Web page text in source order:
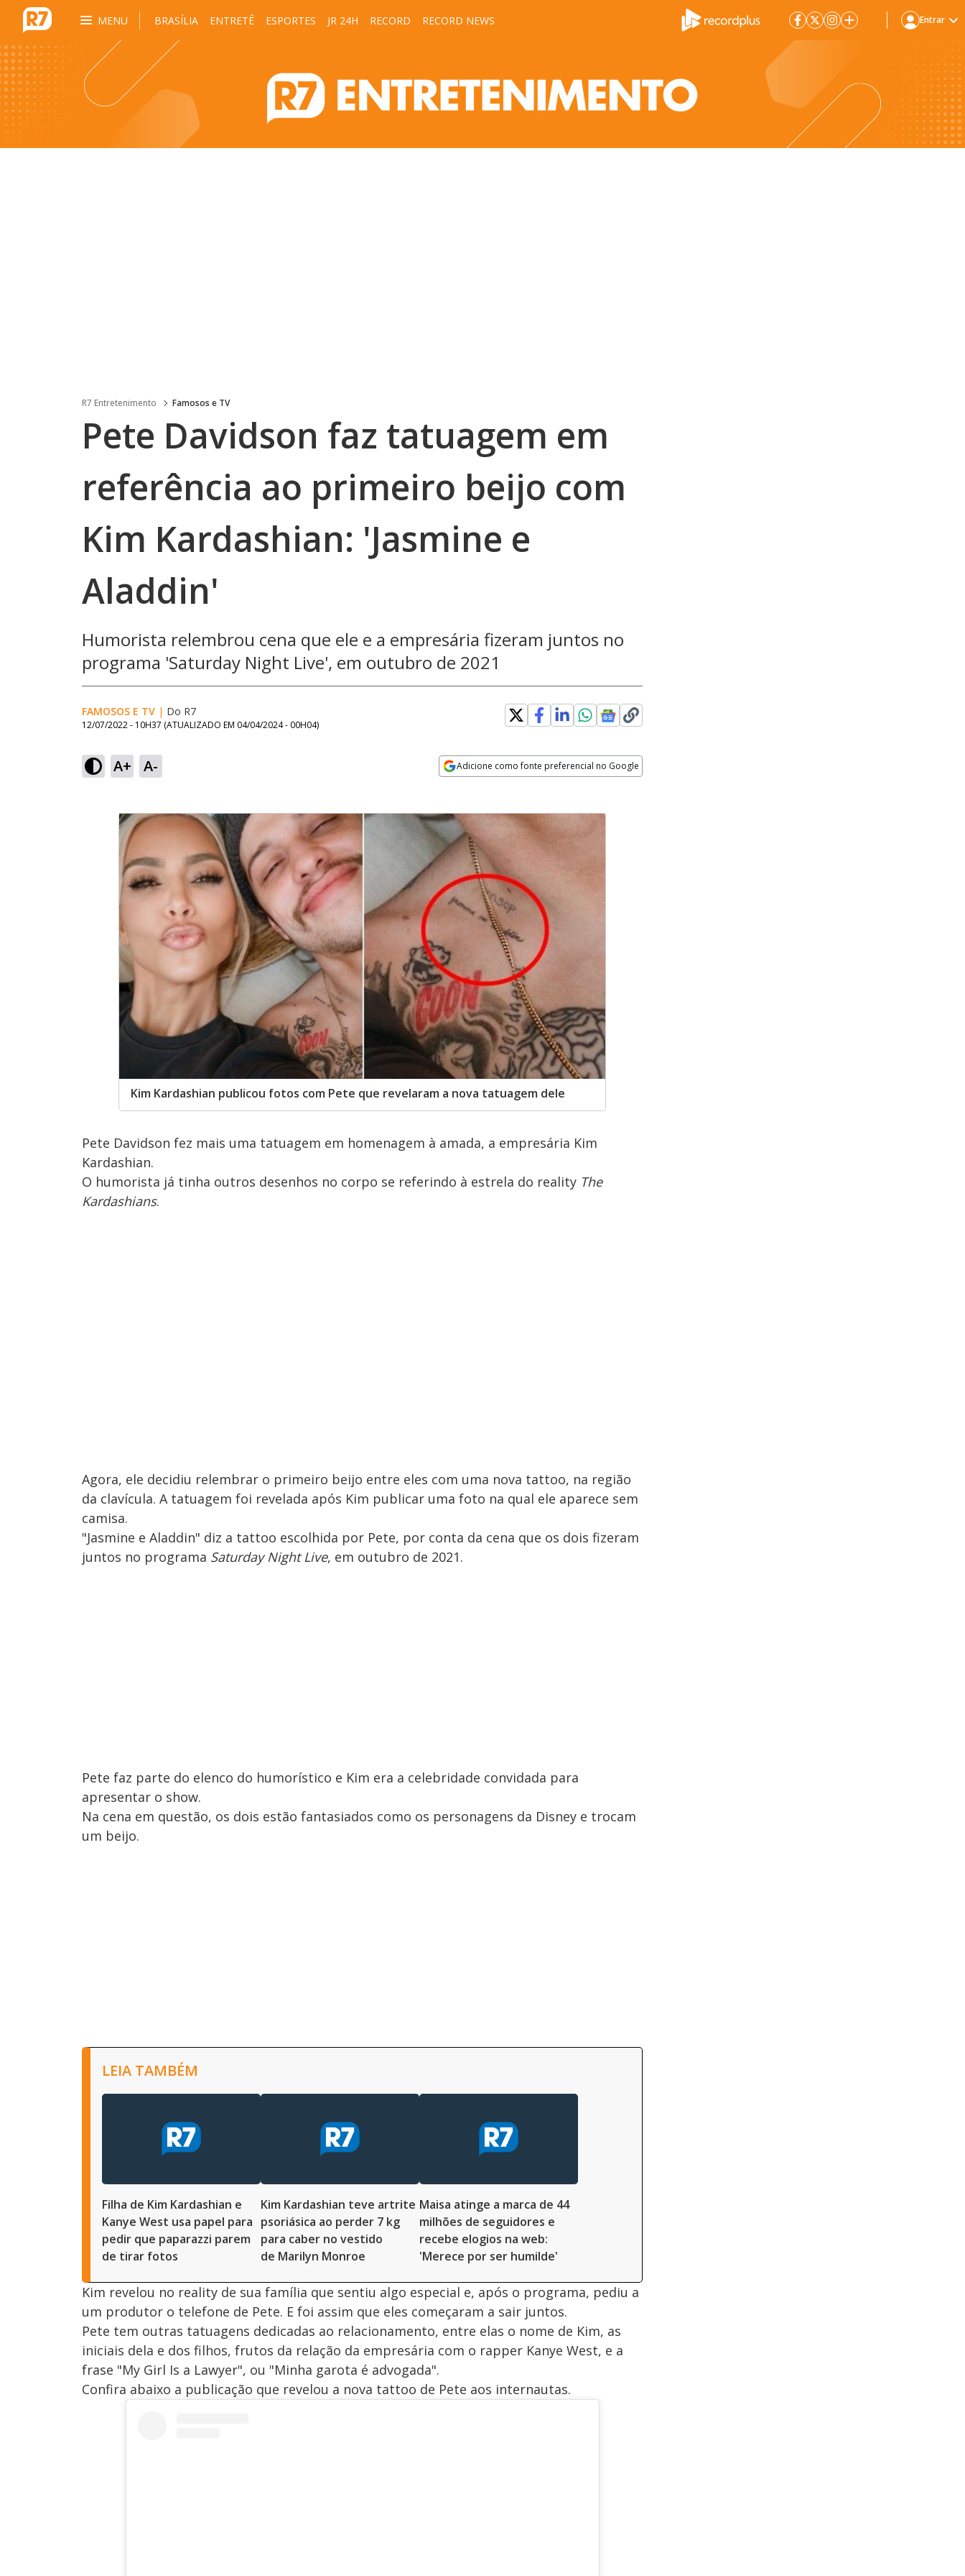
MENU BRASÍLIA ENTRETÊ ESPORTES JR 24H RECORD RECORD NEWS Entrar
R7 Entretenimento Famosos e TV
Pete Davidson faz tatuagem em
referência ao primeiro beijo com
Kim Kardashian: 'Jasmine e
Aladdin'
Humorista relembrou cena que ele e a empresária fizeram juntos no
programa 'Saturday Night Live', em outubro de 2021
FAMOSOS E TV | Do R7
12/07/2022 - 10H37 (ATUALIZADO EM 04/04/2024 - 00H04)
A+ A- Adicione como fonte preferencial no Google
Kim Kardashian publicou fotos com Pete que revelaram a nova tatuagem dele
Pete Davidson fez mais uma tatuagem em homenagem à amada, a empresária Kim
Kardashian.
O humorista já tinha outros desenhos no corpo se referindo à estrela do reality The
Kardashians.
Agora, ele decidiu relembrar o primeiro beijo entre eles com uma nova tattoo, na região
da clavícula. A tatuagem foi revelada após Kim publicar uma foto na qual ele aparece sem
camisa.
"Jasmine e Aladdin" diz a tattoo escolhida por Pete, por conta da cena que os dois fizeram
juntos no programa Saturday Night Live, em outubro de 2021.
Pete faz parte do elenco do humorístico e Kim era a celebridade convidada para
apresentar o show.
Na cena em questão, os dois estão fantasiados como os personagens da Disney e trocam
um beijo.
LEIA TAMBÉM
Filha de Kim Kardashian e
Kanye West usa papel para
pedir que paparazzi parem
de tirar fotos
Kim Kardashian teve artrite
psoriásica ao perder 7 kg
para caber no vestido
de Marilyn Monroe
Maisa atinge a marca de 44
milhões de seguidores e
recebe elogios na web:
'Merece por ser humilde'
Kim revelou no reality de sua família que sentiu algo especial e, após o programa, pediu a
um produtor o telefone de Pete. E foi assim que eles começaram a sair juntos.
Pete tem outras tatuagens dedicadas ao relacionamento, entre elas o nome de Kim, as
iniciais dela e dos filhos, frutos da relação da empresária com o rapper Kanye West, e a
frase "My Girl Is a Lawyer", ou "Minha garota é advogada".
Confira abaixo a publicação que revelou a nova tattoo de Pete aos internautas.